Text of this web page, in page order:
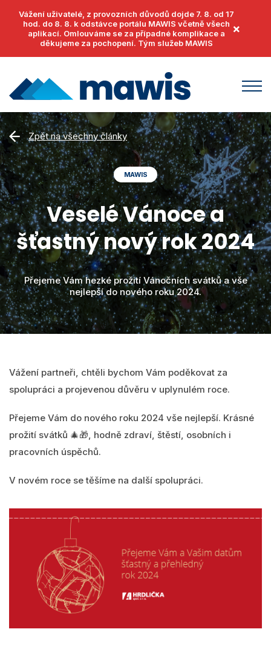
Vážení uživatelé, z provozních důvodů dojde 7. 8. od 17
hod. do 8. 8. k odstávce portálu MAWIS včetně všech
aplikací. Omlouváme se za případné komplikace a
děkujeme za pochopení. Tým služeb MAWIS
×
Produkty
MawisUtility
MawisGeoportal
MawisTools
MawisPhoto
MawisContract
MawisPasport
DTM ČR
Zobrazit všechny produkty
Příklady užití
Podpora
Helpdesk
Dokumenty
Časté otázky
Události
Články
Videa
O nás
Vyhledání
0
Čeština
Zpět na všechny články
MAWIS
Veselé Vánoce a
šťastný nový rok 2024
Přejeme Vám hezké prožití Vánočních svátků a vše
nejlepší do nového roku 2024.
Vážení partneři, chtěli bychom Vám poděkovat za
spolupráci a projevenou důvěru v uplynulém roce.
Přejeme Vám do nového roku 2024 vše nejlepší. Krásné
prožití svátků 🎄🎁, hodně zdraví, štěstí, osobních i
pracovních úspěchů.
V novém roce se těšíme na další spolupráci.